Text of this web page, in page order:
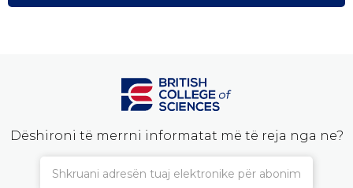
Dëshironi të merrni informatat më të reja nga ne?